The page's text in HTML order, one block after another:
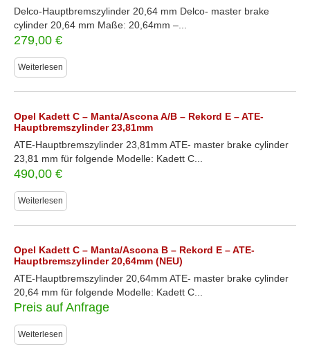
Delco-Hauptbremszylinder 20,64 mm Delco- master brake
cylinder 20,64 mm Maße: 20,64mm –...
279,00 €
Weiterlesen
Opel Kadett C – Manta/Ascona A/B – Rekord E – ATE-
Hauptbremszylinder 23,81mm
ATE-Hauptbremszylinder 23,81mm ATE- master brake cylinder
23,81 mm für folgende Modelle: Kadett C...
490,00 €
Weiterlesen
Opel Kadett C – Manta/Ascona B – Rekord E – ATE-
Hauptbremszylinder 20,64mm (NEU)
ATE-Hauptbremszylinder 20,64mm ATE- master brake cylinder
20,64 mm für folgende Modelle: Kadett C...
Preis auf Anfrage
Weiterlesen